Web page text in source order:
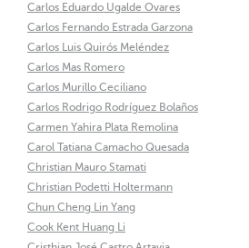
Carlos Eduardo Ugalde Ovares
Carlos Fernando Estrada Garzona
Carlos Luis Quirós Meléndez
Carlos Mas Romero
Carlos Murillo Ceciliano
Carlos Rodrigo Rodríguez Bolaños
Carmen Yahira Plata Remolina
Carol Tatiana Camacho Quesada
Christian Mauro Stamati
Christian Podetti Holtermann
Chun Cheng Lin Yang
Cook Kent Huang Li